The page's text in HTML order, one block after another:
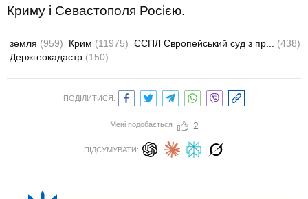
Криму і Севастополя Росією.
земля (959) Крим (11975) ЄСПЛ Європейський суд з пр... (438)
Держгеокадастр (150)
ПОДІЛИТИСЯ:
Мені подобається 2
ПІДСУМУВАТИ: